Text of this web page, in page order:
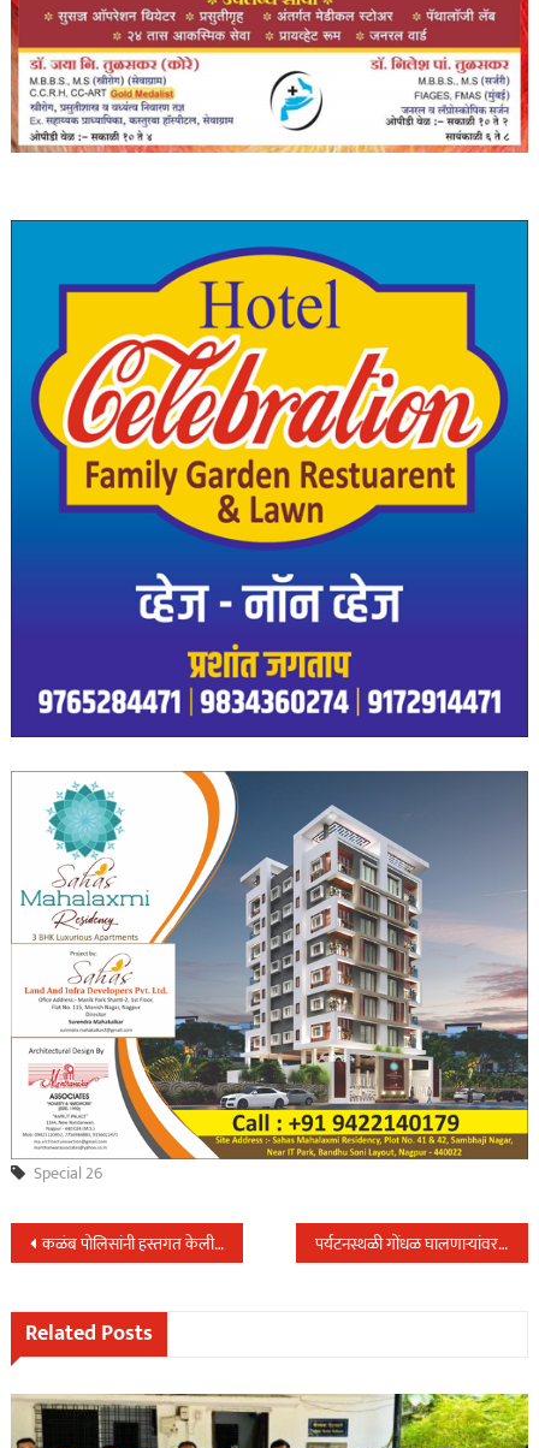
Special 26
Post
navigation
कळंब पोलिसांनी हस्तगत केली चोरीस गेलेले दुचाकी वाहन… पर्यटनस्थळी गोंधळ घालणाऱ्यांवर सहाय्यक पोलिस अधिक्षक सत्यसाई कार्तिक यांचे पथकाची कार्यवाही…
Related Posts